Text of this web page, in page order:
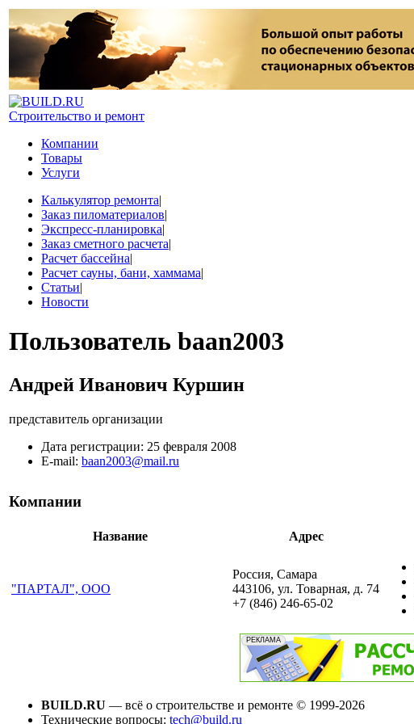
Строительство и ремонт
Компании
Товары
Услуги
Калькулятор ремонта|
Заказ пиломатериалов|
Экспресс-планировка|
Заказ сметного расчета|
Расчет бассейна|
Расчет сауны, бани, хаммама|
Статьи|
Новости
Пользователь baan2003
Андрей Иванович Куршин
представитель организации
Дата регистрации: 25 февраля 2008
E-mail: baan2003@mail.ru
Компании
Название Адрес
"ПАРТАЛ", ООО
Россия, Самара
443106, ул. Товарная, д. 74
+7 (846) 246-65-02
BUILD.RU — всё о строительстве и ремонте © 1999-2026
Технические вопросы: tech@build.ru